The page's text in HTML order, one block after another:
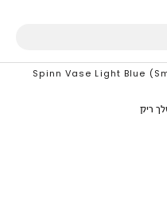
ריק